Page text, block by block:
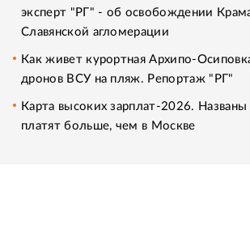
эксперт "РГ" - об освобождении
Славянской агломерации
Как живет курортная Архипо-
дронов ВСУ на пляж. Репортаж "РГ"
Карта высоких зарплат-2026. Названы
платят больше, чем в Москве